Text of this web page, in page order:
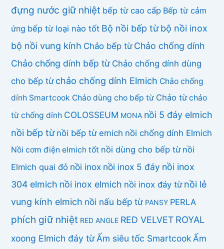
đựng nước giữ nhiệt bếp từ cao cấp Bếp từ cảm
ứng bếp từ loại nào tốt Bộ nồi bếp từ bộ nồi inox
bộ nồi vung kính Chảo bếp từ Chảo chống dính
Chảo chống dính bếp từ Chảo chống dính dùng
cho bếp từ chảo chống dính Elmich Chảo chống
dính Smartcook Chảo dùng cho bếp từ Chảo từ chảo
từ chống dính COLOSSEUM MONA nồi 5 đáy elmich
nồi bếp từ nồi bếp từ emich nồi chống dính Elmich
Nồi cơm điện elmich tốt nồi dùng cho bếp từ nồi
Elmich quai đỏ nồi inox nồi inox 5 đáy nồi inox
304 elmich nồi inox elmich nồi inox đáy từ nồi lẻ
vung kính elmich nồi nấu bếp từ PANSY PERLA
phích giữ nhiệt RED ANGLE RED VELVET ROYAL
xoong Elmich đáy từẤm siêu tốc Smartcook Ấm